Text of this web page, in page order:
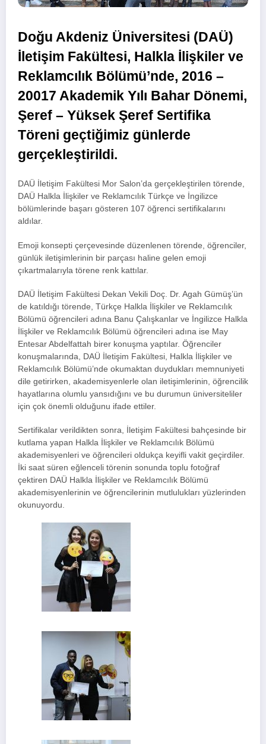
Doğu Akdeniz Üniversitesi (DAÜ)
İletişim Fakültesi, Halkla İlişkiler ve
Reklamcılık Bölümü’nde, 2016 –
20017 Akademik Yılı Bahar Dönemi,
Şeref – Yüksek Şeref Sertifika
Töreni geçtiğimiz günlerde
gerçekleştirildi.
DAÜ İletişim Fakültesi Mor Salon’da gerçekleştirilen törende,
DAÜ Halkla İlişkiler ve Reklamcılık Türkçe ve İngilizce
bölümlerinde başarı gösteren 107 öğrenci sertifikalarını
aldılar.
Emoji konsepti çerçevesinde düzenlenen törende, öğrenciler,
günlük iletişimlerinin bir parçası haline gelen emoji
çıkartmalarıyla törene renk kattılar.
DAÜ İletişim Fakültesi Dekan Vekili Doç. Dr. Agah Gümüş’ün
de katıldığı törende, Türkçe Halkla İlişkiler ve Reklamcılık
Bölümü öğrencileri adına Banu Çalışkanlar ve İngilizce Halkla
İlişkiler ve Reklamcılık Bölümü öğrencileri adına ise May
Entesar Abdelfattah birer konuşma yaptılar. Öğrenciler
konuşmalarında, DAÜ İletişim Fakültesi, Halkla İlişkiler ve
Reklamcılık Bölümü’nde okumaktan duydukları memnuniyeti
dile getirirken, akademisyenlerle olan iletişimlerinin, öğrencilik
hayatlarına olumlu yansıdığını ve bu durumun üniversiteliler
için çok önemli olduğunu ifade ettiler.
Sertifikalar verildikten sonra, İletişim Fakültesi bahçesinde bir
kutlama yapan Halkla İlişkiler ve Reklamcılık Bölümü
akademisyenleri ve öğrencileri oldukça keyifli vakit geçirdiler.
İki saat süren eğlenceli törenin sonunda toplu fotoğraf
çektiren DAÜ Halkla İlişkiler ve Reklamcılık Bölümü
akademisyenlerinin ve öğrencilerinin mutlulukları yüzlerinden
okunuyordu.